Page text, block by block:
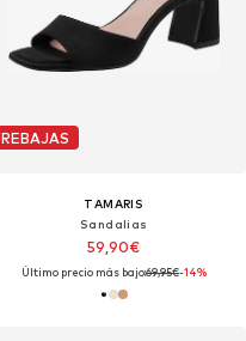
REBAJAS
TAMARIS
Sandalias
59,90€
Último precio más bajo:69,95€-14%